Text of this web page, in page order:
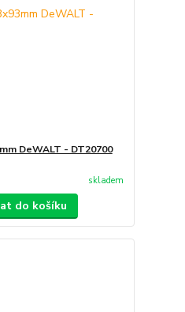
DeWALT - DT20700
skladem
do košíku